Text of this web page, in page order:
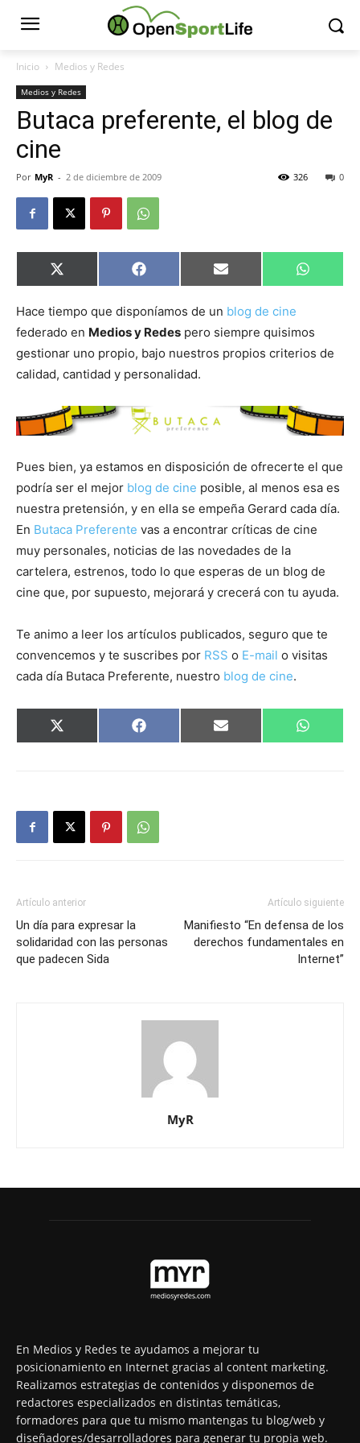
Inicio Medios y Redes
Medios y Redes
Butaca preferente, el blog de
cine
Por MyR - 2 de diciembre de 2009 0
326
Compartir
en
X
(Twitter)
Compartir
en
Facebook Compartir
en
Email
en
Hace tiempo que disponíamos de un blog de cine
federado en Medios y Redes pero siempre quisimos
gestionar uno propio, bajo nuestros propios criterios de
calidad, cantidad y personalidad.
Pues bien, ya estamos en disposición de ofrecerte el que
podría ser el mejor blog de cine posible, al menos esa es
nuestra pretensión, y en ella se empeña Gerard cada día.
En Butaca Preferente vas a encontrar críticas de cine
muy personales, noticias de las novedades de la
cartelera, estrenos, todo lo que esperas de un blog de
cine que, por supuesto, mejorará y crecerá con tu ayuda.
Te animo a leer los artículos publicados, seguro que te
convencemos y te suscribes por RSS o E-mail o visitas
cada día Butaca Preferente, nuestro blog de cine.
Compartir
en
X
(Twitter)
Compartir
en
Facebook Compartir
en
Email
en
Artículo anterior
Un día para expresar la
solidaridad con las personas
que padecen Sida
Artículo siguiente
Manifiesto “En defensa de los
derechos fundamentales en
Internet”
MyR
En Medios y Redes te ayudamos a mejorar tu
posicionamiento en Internet gracias al content marketing.
Realizamos estrategias de contenidos y disponemos de
redactores especializados en distintas temáticas,
formadores para que tu mismo mantengas tu blog/web y
diseñadores/desarrolladores para generar tu propia web.